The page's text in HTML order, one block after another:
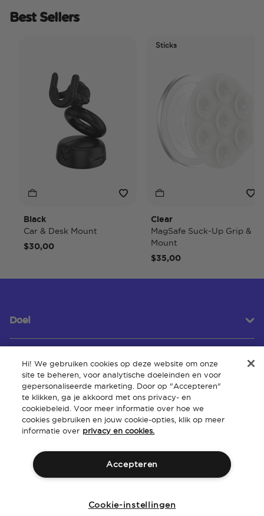
Best Sellers
Black
Car & Desk Mount
$30,00
Sticks
Clear
MagSafe Suck-Up Grip &
Mount
$35,00
Doel
Klantenservice
Over
Hi! We gebruiken cookies op deze website om onze
site te beheren, voor analytische doeleinden en voor
gepersonaliseerde marketing. Door op "Accepteren"
te klikken, ga je akkoord met ons privacy- en
cookiebeleid. Voor meer informatie over hoe we
cookies gebruiken en jouw cookie-opties, klik op meer
informatie over privacy en cookies.
Accepteren
Cookie-instellingen